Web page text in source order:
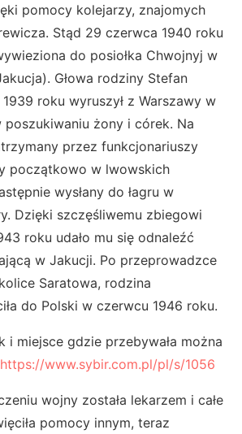
pomocy kolejarzy, znajomych
Stąd 29 czerwca 1940 roku
do posiołka Chwojnyj w
Głowa rodziny Stefan
roku wyruszył z Warszawy w
żony i córek. Na
przez funkcjonariuszy
początkowo w lwowskich
wysłany do łagru w
Dzięki szczęśliwemu zbiegowi
roku udało mu się odnaleźć
w Jakucji. Po przeprowadzce
Saratowa, rodzina
do Polski w czerwcu 1946 roku.
i miejsce gdzie przebywała można
https://www.sybir.com.pl/pl/s/1056
wojny została lekarzem i całe
pomocy innym, teraz